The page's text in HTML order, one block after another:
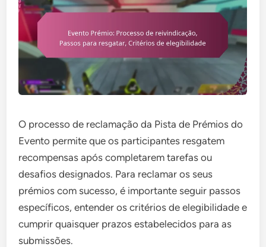
O processo de reclamação da Pista de Prémios do
Evento permite que os participantes resgatem
recompensas após completarem tarefas ou
desafios designados. Para reclamar os seus
prémios com sucesso, é importante seguir passos
específicos, entender os critérios de elegibilidade e
cumprir quaisquer prazos estabelecidos para as
submissões.